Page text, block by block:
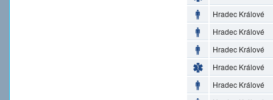
Hradec Králové
Hradec Králové
Hradec Králové
Hradec Králové
Hradec Králové